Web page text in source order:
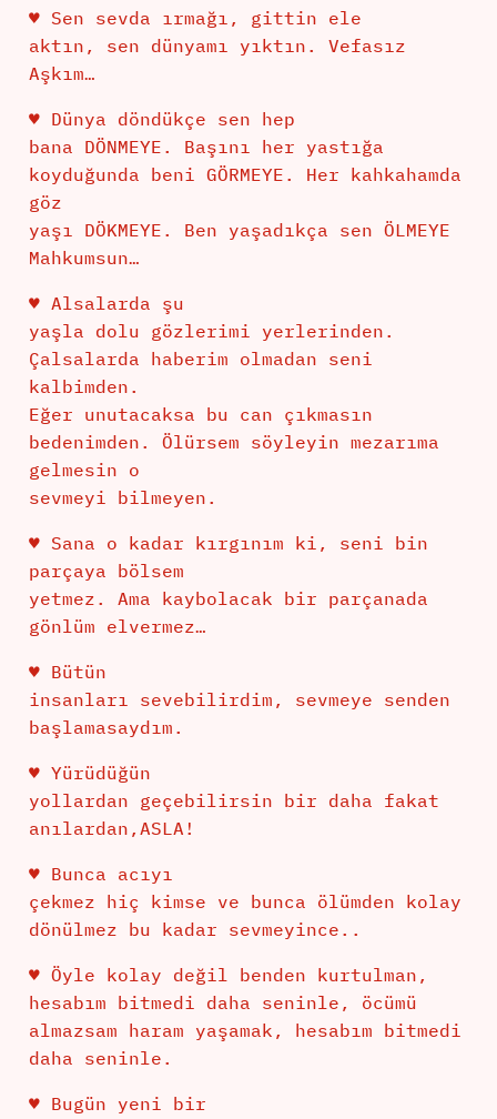
♥ Sen sevda ırmağı, gittin ele
aktın, sen dünyamı yıktın. Vefasız
Aşkım…
♥ Dünya döndükçe sen hep
bana DÖNMEYE. Başını her yastığa
koyduğunda beni GÖRMEYE. Her kahkahamda
göz
yaşı DÖKMEYE. Ben yaşadıkça sen ÖLMEYE
Mahkumsun…
♥ Alsalarda şu
yaşla dolu gözlerimi yerlerinden.
Çalsalarda haberim olmadan seni
kalbimden.
Eğer unutacaksa bu can çıkmasın
bedenimden. Ölürsem söyleyin mezarıma
gelmesin o
sevmeyi bilmeyen.
♥ Sana o kadar kırgınım ki, seni bin
parçaya bölsem
yetmez. Ama kaybolacak bir parçanada
gönlüm elvermez…
♥ Bütün
insanları sevebilirdim, sevmeye senden
başlamasaydım.
♥ Yürüdüğün
yollardan geçebilirsin bir daha fakat
anılardan,ASLA!
♥ Bunca acıyı
çekmez hiç kimse ve bunca ölümden kolay
dönülmez bu kadar sevmeyince..
♥ Öyle kolay değil benden kurtulman,
hesabım bitmedi daha seninle, öcümü
almazsam haram yaşamak, hesabım bitmedi
daha seninle.
♥ Bugün yeni bir